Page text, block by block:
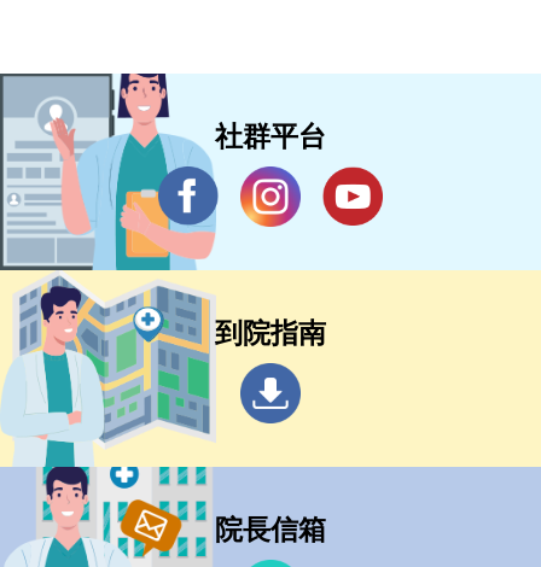
社群平台
到院指南
院長信箱